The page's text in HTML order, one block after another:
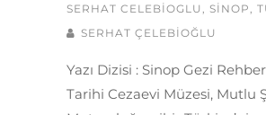
SERHAT CELEBIOGLU
SINOP
SERHAT ÇELEBİOĞLU
Yazı Dizisi : Sinop Gezi
Tarihi Cezaevi Müzesi, Mutlu